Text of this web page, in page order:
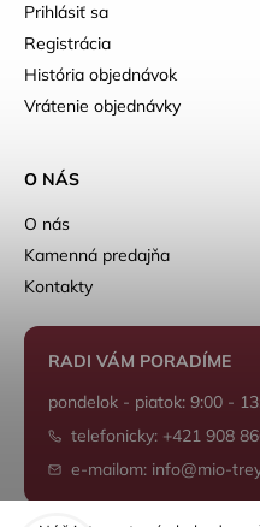
Prihlásiť sa
Registrácia
História objednávok
Vrátenie objednávky
O NÁS
O nás
Kamenná predajňa
Kontakty
RADI VÁM PORADÍME
pondelok - piatok: 9:00 -
telefonicky: +421 908
e-mailom: info@mio-